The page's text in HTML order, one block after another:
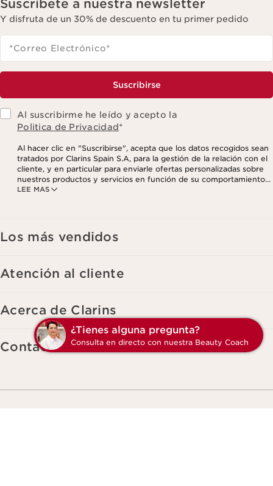
¿Tienes alguna pregunta?
Consulta en directo con nuestra Beauty Coach
Suscríbete a nuestra newsletter
Y disfruta de un 30% de descuento en tu primer pedido
*Correo Electrónico*
Suscribirse
Al suscribirme he leído y acepto la
Politica de Privacidad*
LEE MAS
Al hacer clic en "Suscribirse", acepta que los datos recogidos sean
tratados por Clarins Spain S.A, para la gestión de la relación con el
cliente, y en particular para enviarle ofertas personalizadas sobre
nuestros productos y servicios en función de su comportamiento
de compra, sus hábitos y/o intereses, incluso mediante su
aparece en cada newsletter que reciba. Para más información
sobre la gestión de sus datos y sus derechos, consulte nuestra
Los más vendidos
Atención al cliente
Acerca de Clarins
Contacta con nosotros